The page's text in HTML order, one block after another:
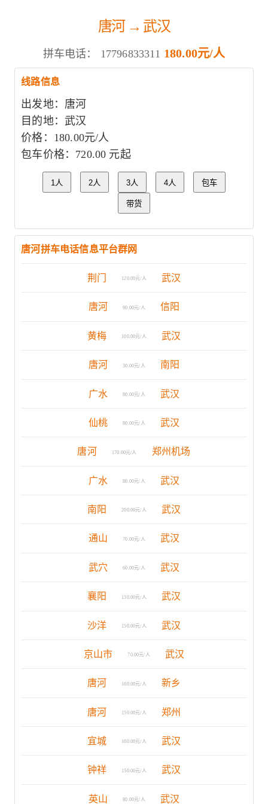
唐河 → 武汉
拼车电话： 17796833311 180.00元/人
线路信息
出发地：唐河
目的地：武汉
价格：180.00元/人
包车价格：720.00 元起
1人 2人 3人 4人 包车
带货
唐河拼车电话信息平台群网
荆门 120.00元/人 武汉
唐河 90.00元/人 信阳
黄梅 100.00元/人 武汉
唐河 30.00元/人 南阳
广水 80.00元/人 武汉
仙桃 80.00元/人 武汉
唐河 170.00元/人 郑州机场
广水 80.00元/人 武汉
南阳 200.00元/人 武汉
通山 70.00元/人 武汉
武穴 60.00元/人 武汉
襄阳 130.00元/人 武汉
沙洋 150.00元/人 武汉
京山市 70.00元/人 武汉
唐河 160.00元/人 新乡
唐河 150.00元/人 郑州
宜城 100.00元/人 武汉
钟祥 150.00元/人 武汉
英山 80.00元/人 武汉